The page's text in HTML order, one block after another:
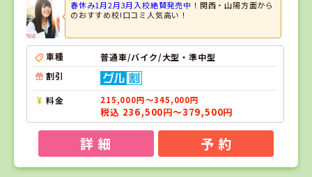
春休み1月2月3月入校絶賛発売中！ 関西・山陽方面から
のおすすめ校!口コミ人気高い！
車種
普通車/バイク/大型・準中型
割引
料金 215,000円～345,000円
税込 236,500円～379,500円
詳 細 予 約